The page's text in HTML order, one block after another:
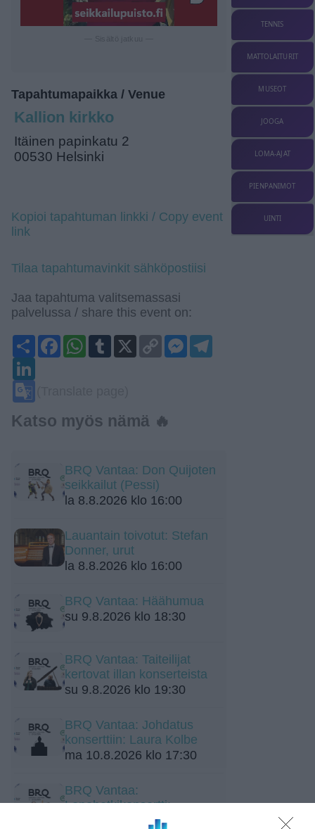
Tapahtumapaikka / Venue
Kallion kirkko
Itäinen papinkatu 2
00530 Helsinki
Kopioi tapahtuman linkki / Copy event
link
Tilaa tapahtumavinkit sähköpostiisi
Jaa tapahtuma valitsemassasi
palvelussa / share this event on:
ShareFacebook
WhatsApp
Tumblr
Copy
Link
Messenger
Katso myös nämä 🔥
BRQ Vantaa: Don Quijoten
seikkailut (Pessi)
la 8.8.2026 klo 16:00
Lauantain toivotut: Stefan
Donner, urut
la 8.8.2026 klo 16:00
BRQ Vantaa: Häähumua
su 9.8.2026 klo 18:30
BRQ Vantaa: Taiteilijat
kertovat illan konserteista
su 9.8.2026 klo 19:30
BRQ Vantaa: Johdatus
konserttiin: Laura Kolbe
ma 10.8.2026 klo 17:30
BRQ Vantaa:
Lepohetkikonsertti:
Mostronmi Amor
TENNIS
MATTOLAITURIT
MUSEOT
JOOGA
LOMA-AJAT
PIENPANIMOT
UINTI